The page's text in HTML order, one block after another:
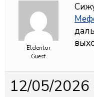
Eldentor
Guest
12/05/